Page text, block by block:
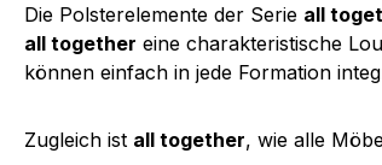
Die Polsterelemente der Serie all
all together eine charakteristische
können einfach in jede Formation
Zugleich ist all together, wie alle